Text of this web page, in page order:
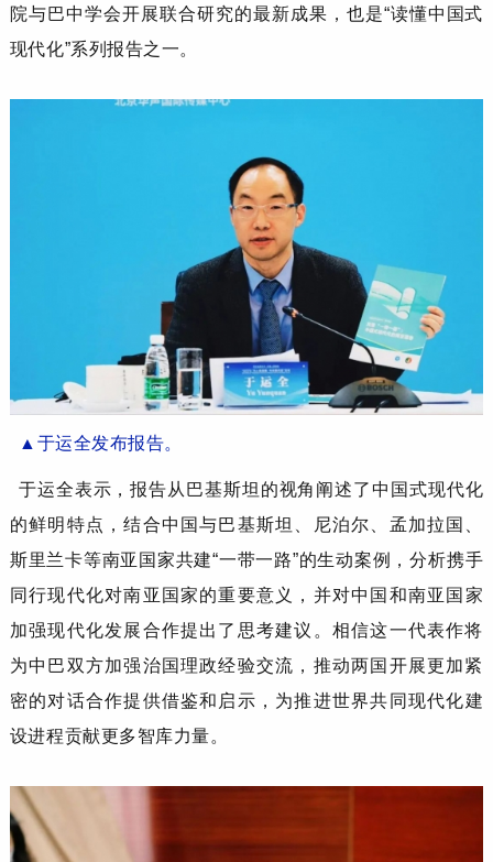
院与巴中学会开展联合研究的最新成果 ， 也是“读懂中国式
现代化”系列报告之一。
▲ 于运全发布报告。
于运全表示，报告从巴基斯坦的视角阐述了中国式现代化
的鲜明特点，结合中国与巴基斯坦、尼泊尔、孟加拉国、
斯里兰卡等南亚国家共建“一带一路”的生动案例，分析携手
同行现代化对南亚国家的重要意义，并对中国和南亚国家
加强现代化发展合作提出了思考建议。相信这一代表作将
为中巴双方加强治国理政经验交流，推动两国开展更加紧
密的对话合作提供借鉴和启示，为推进世界共同现代化建
设进程贡献更多智库力量。